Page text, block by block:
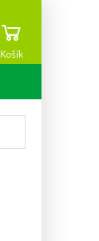
Košík